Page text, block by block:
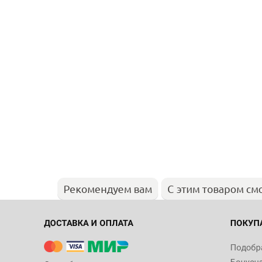
Рекомендуем вам С этим товаром
ДОСТАВКА И ОПЛАТА